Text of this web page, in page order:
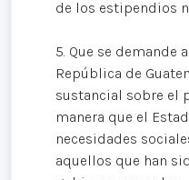
de los estipendios
5. Que se demande
República de
sustancial sobre el
manera que el
necesidades
aquellos que han